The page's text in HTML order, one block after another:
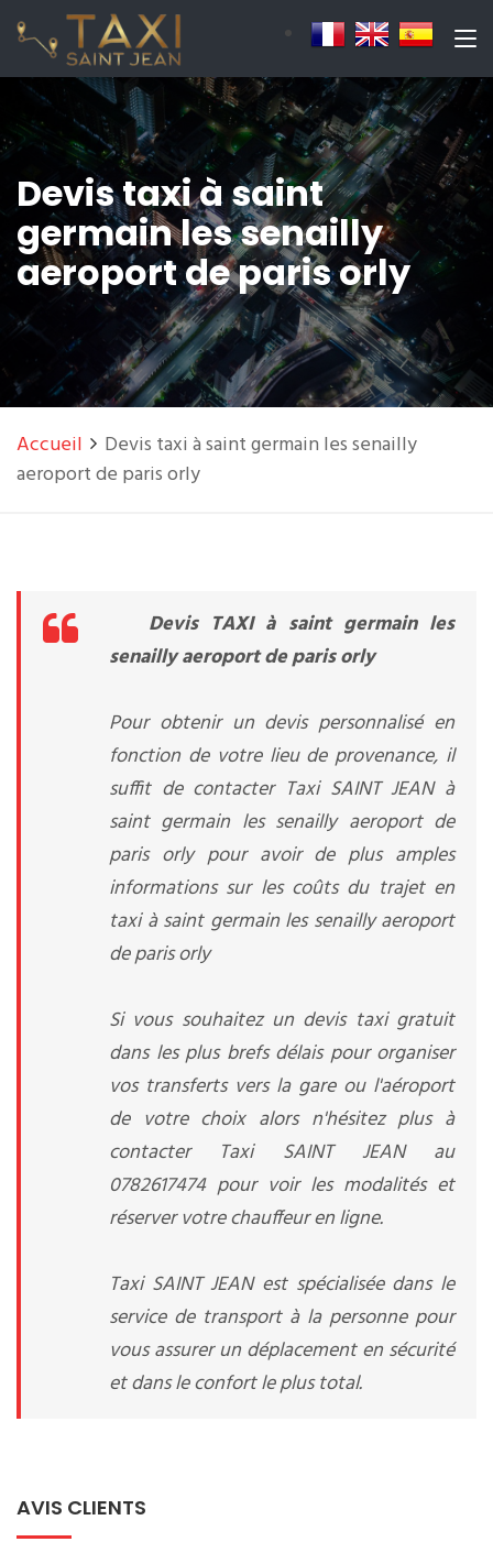
Devis taxi à saint
germain les senailly
aeroport de paris orly
Accueil
Devis taxi à saint germain les senailly
aeroport de paris orly
Devis TAXI à saint germain les
senailly aeroport de paris orly
Pour obtenir un devis personnalisé en
fonction de votre lieu de provenance, il
suffit de contacter Taxi SAINT JEAN à
saint germain les senailly aeroport de
paris orly pour avoir de plus amples
informations sur les coûts du trajet en
taxi à saint germain les senailly aeroport
de paris orly
Si vous souhaitez un devis taxi gratuit
dans les plus brefs délais pour organiser
vos transferts vers la gare ou l'aéroport
de votre choix alors n'hésitez plus à
contacter Taxi SAINT JEAN au
0782617474 pour voir les modalités et
réserver votre chauffeur en ligne.
Taxi SAINT JEAN est spécialisée dans le
service de transport à la personne pour
vous assurer un déplacement en sécurité
et dans le confort le plus total.
AVIS CLIENTS